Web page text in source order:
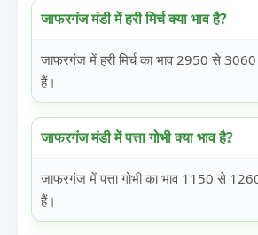
जाफरगंज मंडी में हरी मिर्च क्या भाव है?
जाफरगंज में हरी मिर्च का भाव 2950 से
हैं।
जाफरगंज मंडी में पत्ता गोभी क्या भाव है?
जाफरगंज में पत्ता गोभी का भाव 1150 से
हैं।